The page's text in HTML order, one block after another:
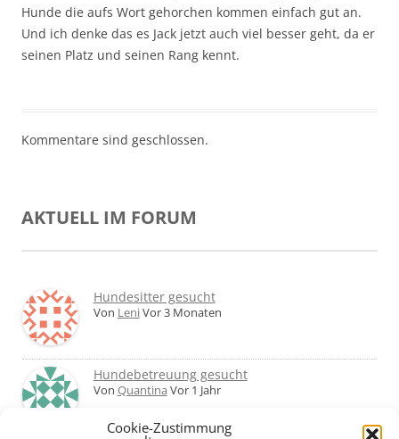
Cookie-Zustimmung
Hunde die aufs Wort gehorchen kommen einfach gut an.
Und ich denke das es Jack jetzt auch viel besser geht, da er
seinen Platz und seinen Rang kennt.
Kommentare sind geschlossen.
AKTUELL IM FORUM
Hundesitter gesucht
Von LeniVor 3 Monaten
Hundebetreuung gesucht
Von Quantina Vor 1 Jahr